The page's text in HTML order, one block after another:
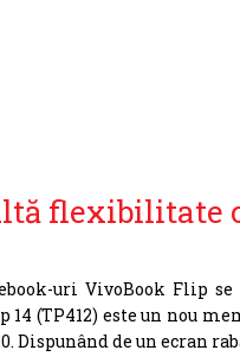
flexibilitate
uri VivoBook Flip
14 (TP412) este un nou
Dispunând de un ecran